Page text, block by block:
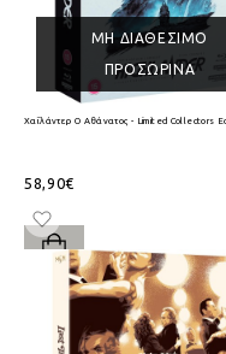
ΜΗ ΔΙΑΘΈΣΙΜΟ
ΠΡΟΣΩΡΙΝΆ
Χαϊλάντερ Ο Αθάνατος - Limited Collectors
58,90€